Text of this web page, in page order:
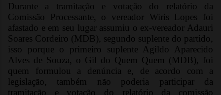
Durante a tramitação e votação do relatório da
Comissão Processante, o vereador Wiris Lopes foi
afastado e em seu lugar assumiu o ex-vereador Adauri
Soares Cordeiro (MDB), segundo suplente do partido,
isso porque o primeiro suplente Agildo Aparecido
Alves de Souza, o Gil do Quem Quem (MDB), foi
quem formulou a denúncia e, de acordo com a
legislação, também não poderia participar da
tramitação e votação do relatório da comissão